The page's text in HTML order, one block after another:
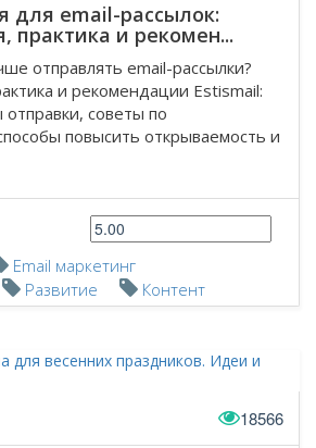
для email-рассылок:
практика и рекомен...
отправлять email-рассылки?
и рекомендации Estismail:
советы по
повысить открываемость и
Email маркетинг
Развитие Контент
18566